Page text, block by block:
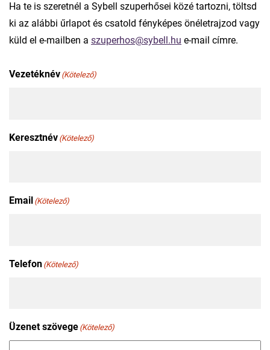
Ha te is szeretnél a Sybell szuperhősei közé tartozni, töltsd
ki az alábbi űrlapot és csatold fényképes önéletrajzod vagy
küld el e-mailben a szuperhos@sybell.hu e-mail címre.
Vezetéknév (Kötelező)
Keresztnév (Kötelező)
Email (Kötelező)
Telefon (Kötelező)
Üzenet szövege (Kötelező)